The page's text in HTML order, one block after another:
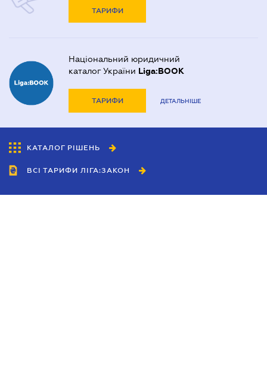
ТАРИФИ
Національний юридичний
каталог України Liga:BOOK
ТАРИФИ ДЕТАЛЬНІШЕ
КАТАЛОГ РІШЕНЬ
ВСІ ТАРИФИ ЛІГА:ЗАКОН